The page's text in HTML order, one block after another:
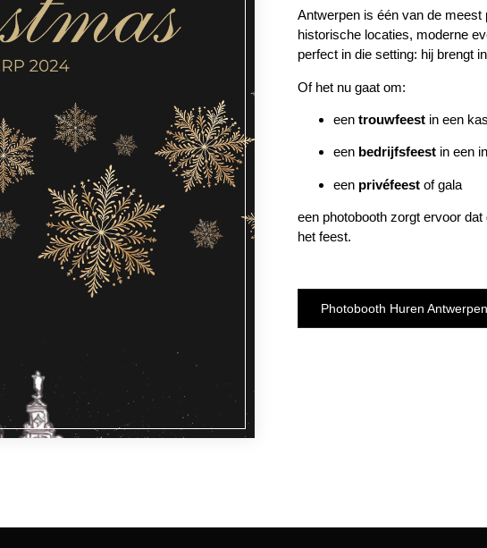
Antwerpen is één van de
historische locaties, moderne
perfect in die setting: hij brengt
Of het nu gaat om:
een trouwfeest in een
een bedrijfsfeest in een
een privéfeest of gala
een photobooth zorgt ervoor
het feest.
Photobooth Huren Antwerpen